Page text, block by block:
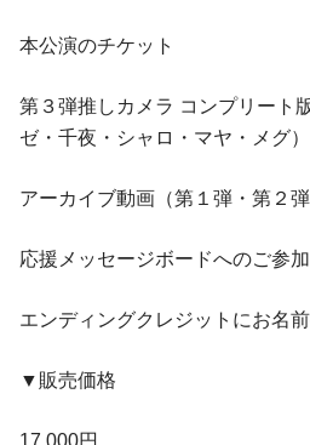
本公演のチケット
第３弾推しカメラ コンプリート
ゼ・千夜・シャロ・マヤ・メグ）
アーカイブ動画（第１弾・第２弾
応援メッセージボードへのご参加
エンディングクレジットにお名
▼販売価格